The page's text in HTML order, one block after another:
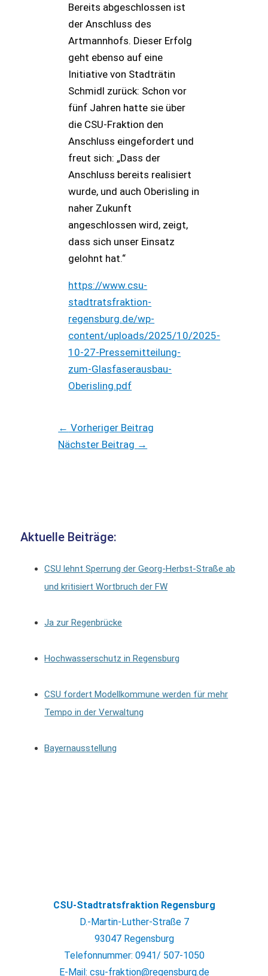
Bereits abgeschlossen ist
der Anschluss des
Artmannhofs. Dieser Erfolg
geht ebenso auf eine
Initiative von Stadträtin
Schmidl zurück: Schon vor
fünf Jahren hatte sie über
die CSU-Fraktion den
Anschluss eingefordert und
freut sich: „Dass der
Anschluss bereits realisiert
wurde, und auch Oberisling in
naher Zukunft
angeschlossen wird, zeigt,
dass sich unser Einsatz
gelohnt hat.“
https://www.csu-
stadtratsfraktion-
regensburg.de/wp-
content/uploads/2025/10/2025-
10-27-Pressemitteilung-
zum-Glasfaserausbau-
Oberisling.pdf
← Vorheriger Beitrag
Nächster Beitrag →
Aktuelle Beiträge:
CSU lehnt Sperrung der Georg-Herbst-Straße ab
und kritisiert Wortbruch der FW
Ja zur Regenbrücke
Hochwasserschutz in Regensburg
CSU fordert Modellkommune werden für mehr
Tempo in der Verwaltung
Bayernausstellung
CSU-Stadtratsfraktion Regensburg
D.-Martin-Luther-Straße 7
93047 Regensburg
Telefonnummer: 0941/ 507-1050
E-Mail: csu-fraktion@regensburg.de